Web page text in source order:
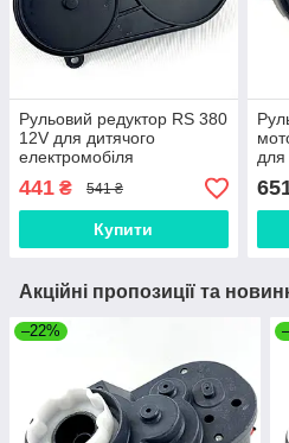
Рульовий редуктор RS 380
12V для дитячого
електромобіля
441 ₴ 541 ₴
Купити
для
Акційні пропозиції та
–22%